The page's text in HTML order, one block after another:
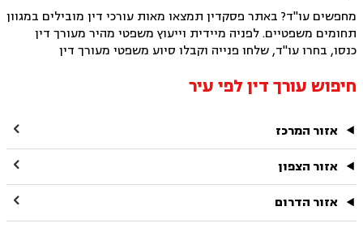
מחפשים עו"ד? באתר פסקדין תמצאו מאות עורכי דין מובילים במגוון
תחומים משפטיים. לפניה מיידית וייעוץ משפטי מהיר מעורך דין
כנסו, בחרו עו"ד, שלחו פנייה וקבלו סיוע משפטי מעורך דין
חיפוש עורך דין לפי עיר
אזור המרכז 
אזור הצפון 
אזור הדרום 